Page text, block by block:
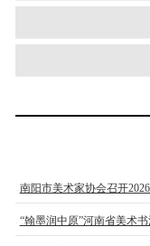
南阳市美术家协会召开